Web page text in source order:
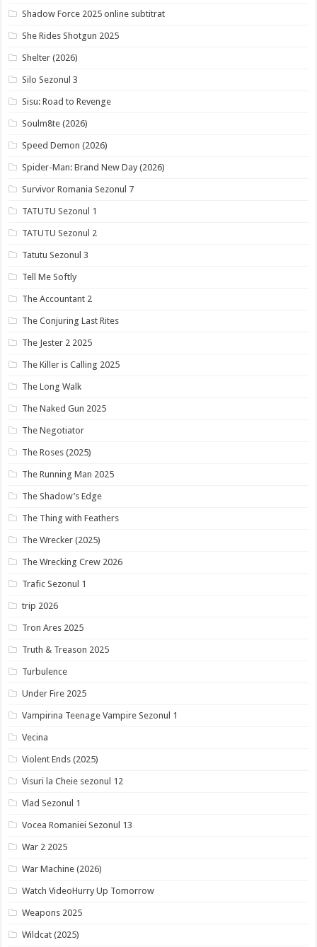
Shadow Force 2025 online subtitrat
She Rides Shotgun 2025
Shelter (2026)
Silo Sezonul 3
Sisu: Road to Revenge
Soulm8te (2026)
Speed Demon (2026)
Spider-Man: Brand New Day (2026)
Survivor Romania Sezonul 7
TATUTU Sezonul 1
TATUTU Sezonul 2
Tatutu Sezonul 3
Tell Me Softly
The Accountant 2
The Conjuring Last Rites
The Jester 2 2025
The Killer is Calling 2025
The Long Walk
The Naked Gun 2025
The Negotiator
The Roses (2025)
The Running Man 2025
The Shadow’s Edge
The Thing with Feathers
The Wrecker (2025)
The Wrecking Crew 2026
Trafic Sezonul 1
trip 2026
Tron Ares 2025
Truth & Treason 2025
Turbulence
Under Fire 2025
Vampirina Teenage Vampire Sezonul 1
Vecina
Violent Ends (2025)
Visuri la Cheie sezonul 12
Vlad Sezonul 1
Vocea Romaniei Sezonul 13
War 2 2025
War Machine (2026)
Watch VideoHurry Up Tomorrow
Weapons 2025
Wildcat (2025)